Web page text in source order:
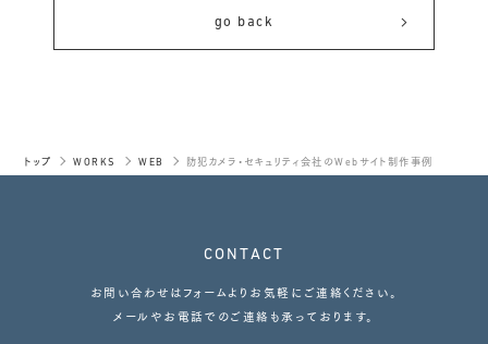
go back
トップ WORKS WEB 防犯カメラ・セキュリティ会社のWebサイト制作事例
CONTACT
お問い合わせはフォームよりお気軽にご連絡ください。
メールやお電話でのご連絡も承っております。